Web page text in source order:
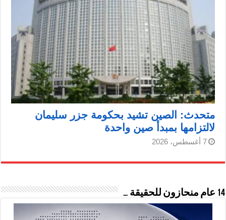
متحدث: الصين تشيد بحكومة جزر سليمان
لالتزامها بمبدأ صين واحدة
7 أغسطس، 2026
14 عام منحازون للحقيقة …